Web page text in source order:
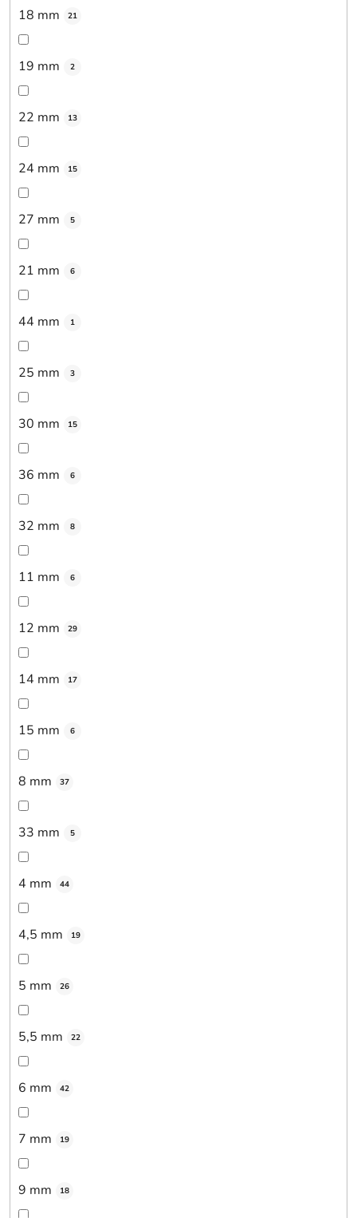
18 mm 21
19 mm 2
22 mm 13
24 mm 15
27 mm 5
21 mm 6
44 mm 1
25 mm 3
30 mm 15
36 mm 6
32 mm 8
11 mm 6
12 mm 29
14 mm 17
15 mm 6
8 mm 37
33 mm 5
4 mm 44
4,5 mm 19
5 mm 26
5,5 mm 22
6 mm 42
7 mm 19
9 mm 18